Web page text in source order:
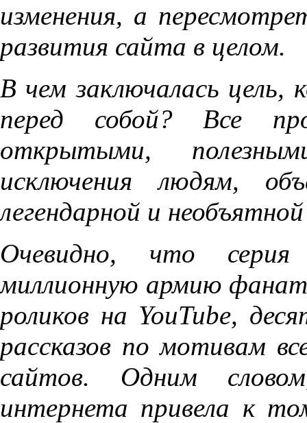
изменения, а
развития сайта в целом.
В чем заключалась
перед собой? Все
открытыми,
исключения людям,
легендарной и
Очевидно, что серия
миллионную армию
роликов на YouTube,
рассказов по мотивам
сайтов. Одним
интернета привела к